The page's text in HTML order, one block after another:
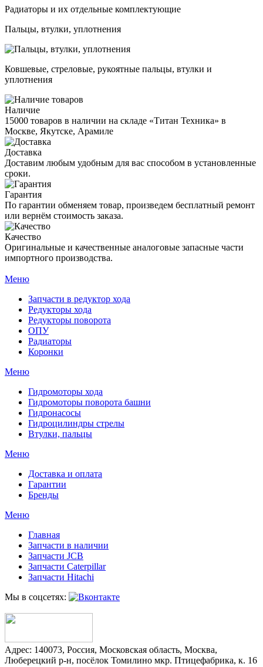
Радиаторы и их отдельные комплектующие
Пальцы, втулки, уплотнения
Ковшевые, стреловые, рукоятные пальцы, втулки и
уплотнения
Наличие
15000 товаров в наличии на складе «Титан Техника» в
Москве, Якутске, Арамиле
Доставка
Доставим любым удобным для вас способом в установленные
сроки.
Гарантия
По гарантии обменяем товар, произведем бесплатный ремонт
или вернём стоимость заказа.
Качество
Оригинальные и качественные аналоговые запасные части
импортного производства.
Меню
Запчасти в редуктор хода
Редукторы хода
Редукторы поворота
ОПУ
Радиаторы
Коронки
Меню
Гидромоторы хода
Гидромоторы поворота башни
Гидронасосы
Гидроцилиндры стрелы
Втулки, пальцы
Меню
Доставка и оплата
Гарантии
Бренды
Меню
Главная
Запчасти в наличии
Запчасти JCB
Запчасти Caterpillar
Запчасти Hitachi
Мы в соцсетях:
Адрес: 140073, Россия, Московская область, Москва,
Люберецкий р-н, посёлок Томилино мкр. Птицефабрика, к. 16